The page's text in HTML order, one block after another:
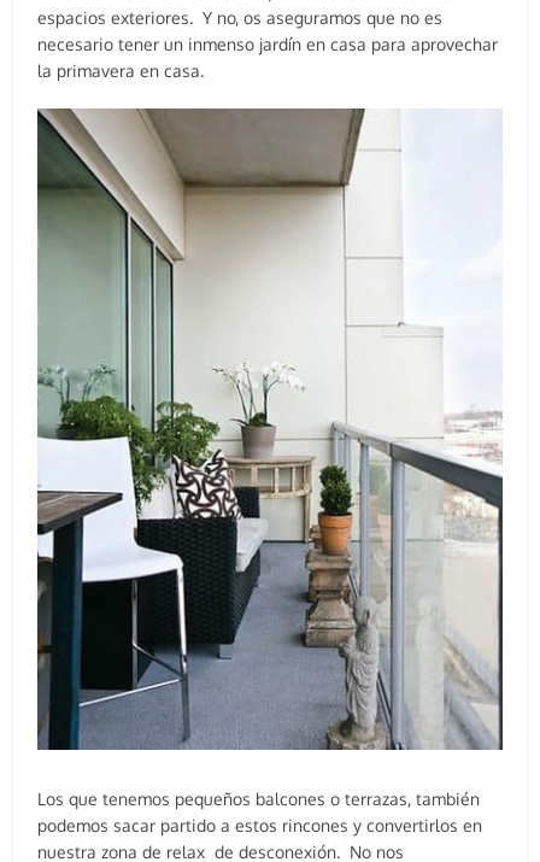
espacios exteriores. Y no, os aseguramos que no es
necesario tener un inmenso jardín en casa para aprovechar
la primavera en casa.
Los que tenemos pequeños balcones o terrazas, también
podemos sacar partido a estos rincones y convertirlos en
nuestra zona de relax de desconexión. No nos